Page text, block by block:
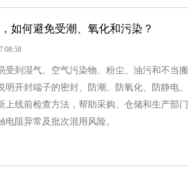
如何避免受潮、氧化和污染？
受到湿气、空气污染物、粉尘、油污和不当搬
明开封端子的密封、防潮、防氧化、防静电、
上线前检查方法，帮助采购、仓储和生产部门
电阻异常及批次混用风险。